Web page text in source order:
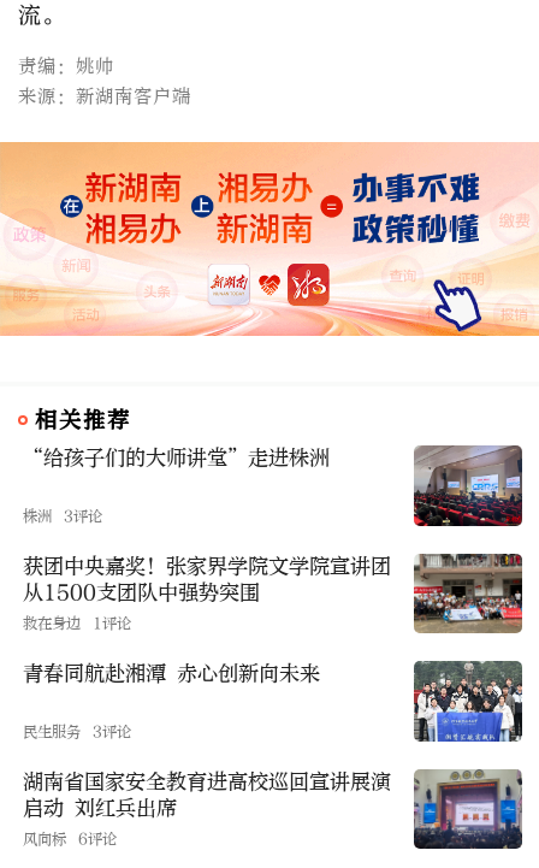
流。
责编：姚帅
来源：新湖南客户端
相关推荐
“给孩子们的大师讲堂”走进株洲
株洲 3评论
获团中央嘉奖！张家界学院文学院宣讲团
从1500支团队中强势突围
救在身边 1评论
青春同航赴湘潭 赤心创新向未来
民生服务 3评论
湖南省国家安全教育进高校巡回宣讲展演
启动 刘红兵出席
风向标 6评论